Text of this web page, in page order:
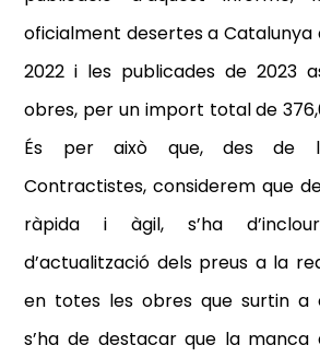
oficialment desertes a Catalunya
2022 i les publicades de 2023
obres, per un import total de
És per això que, des de
Contractistes, considerem que
ràpida i àgil, s’ha
d’actualització dels preus a la
en totes les obres que surtin a
s’ha de destacar que la manca